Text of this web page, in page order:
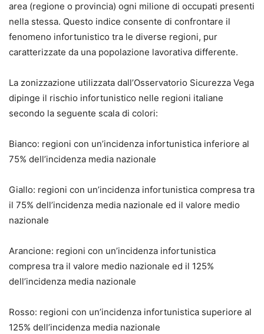
area (regione o provincia) ogni milione di occupati presenti
nella stessa. Questo indice consente di confrontare il
fenomeno infortunistico tra le diverse regioni, pur
caratterizzate da una popolazione lavorativa differente.
La zonizzazione utilizzata dall’Osservatorio Sicurezza Vega
dipinge il rischio infortunistico nelle regioni italiane
secondo la seguente scala di colori:
Bianco: regioni con un’incidenza infortunistica inferiore al
75% dell’incidenza media nazionale
Giallo: regioni con un’incidenza infortunistica compresa tra
il 75% dell’incidenza media nazionale ed il valore medio
nazionale
Arancione: regioni con un’incidenza infortunistica
compresa tra il valore medio nazionale ed il 125%
dell’incidenza media nazionale
Rosso: regioni con un’incidenza infortunistica superiore al
125% dell’incidenza media nazionale